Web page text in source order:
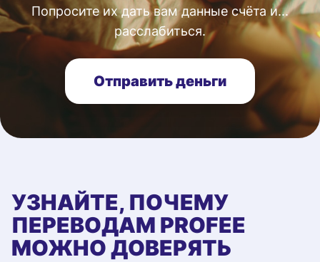
Попросите их дать вам данные счёта и...
расслабиться.
Отправить деньги
УЗНАЙТЕ, ПОЧЕМУ
ПЕРЕВОДАМ PROFEE
МОЖНО ДОВЕРЯТЬ